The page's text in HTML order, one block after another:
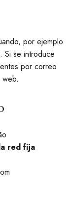
por ejemplo
Si se introduce
por correo
red fija